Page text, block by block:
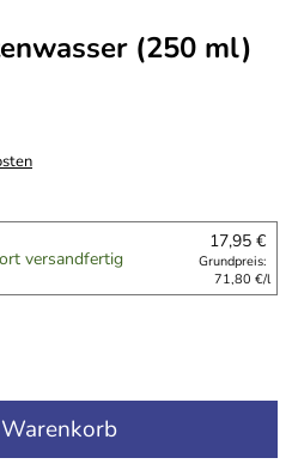
(250 ml)
versandfertig
17,95 €
Grundpreis:
71,80 €/l